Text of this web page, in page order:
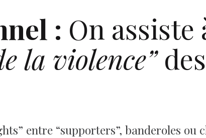
: On assiste
la violence”
entre “supporters”, banderoles ou